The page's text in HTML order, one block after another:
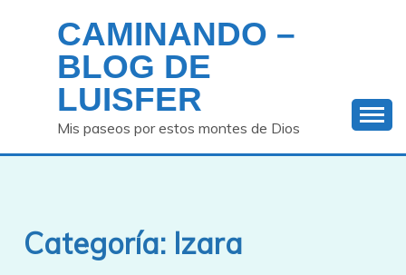
contenido
CAMINANDO –
BLOG DE
LUISFER
Mis paseos por estos montes de Dios
Categoría: Izara